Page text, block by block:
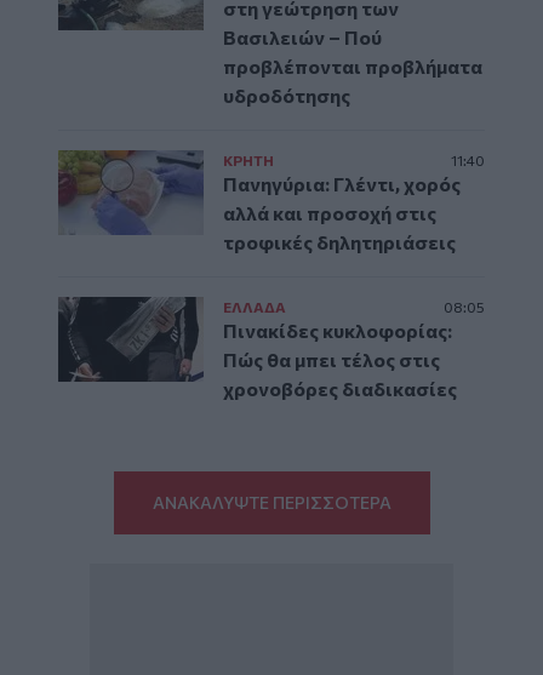
στη γεώτρηση των
Βασιλειών – Πού
προβλέπονται προβλήματα
υδροδότησης
ΚΡΗΤΗ 11:40
Πανηγύρια: Γλέντι, χορός
αλλά και προσοχή στις
τροφικές δηλητηριάσεις
ΕΛΛAΔΑ 08:05
Πινακίδες κυκλοφορίας:
Πώς θα μπει τέλος στις
χρονοβόρες διαδικασίες
ΑΝΑΚΑΛΥΨΤΕ ΠΕΡΙΣΣΟΤΕΡΑ